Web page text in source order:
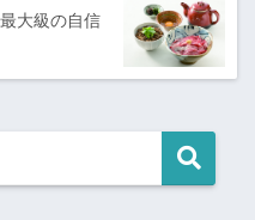
大級の自信